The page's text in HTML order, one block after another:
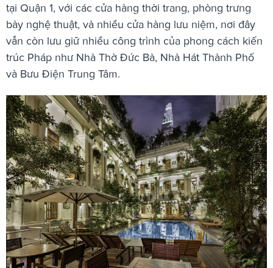
tại Quận 1, với các cửa hàng thời trang, phòng trưng
bày nghệ thuật, và nhiều cửa hàng lưu niệm, nơi đây
vẫn còn lưu giữ nhiều công trình của phong cách kiến
trúc Pháp như Nhà Thờ Đức Bà, Nhà Hát Thành Phố
và Bưu Điện Trung Tâm.